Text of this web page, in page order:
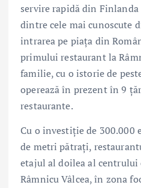
servire rapidă din
dintre cele mai cunoscute
intrarea pe piața din
primului restaurant la
familie, cu o istorie de
operează în prezent în 9
restaurante.
Cu o investiție de 300.000
de metri pătrați,
etajul al doilea al centrului
Râmnicu Vâlcea, în zona